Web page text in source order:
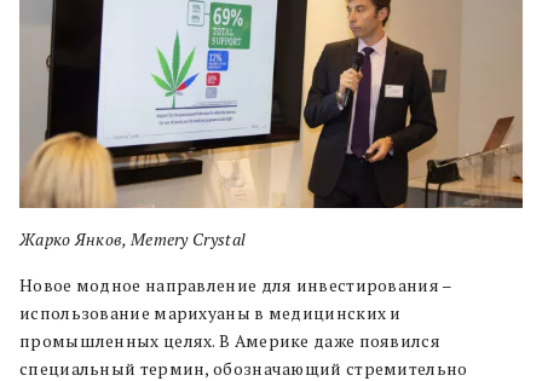
Жарко Янков, Memery Crystal
Новое модное направление для инвестирования –
использование марихуаны в медицинских и
промышленных целях. В Америке даже появился
специальный термин, обозначающий стремительно